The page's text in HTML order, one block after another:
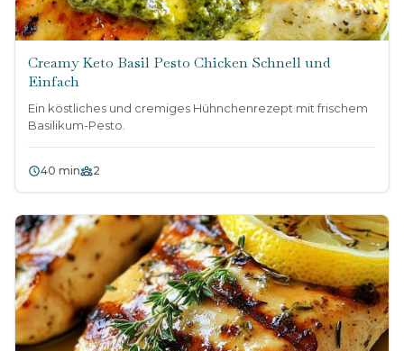
Creamy Keto Basil Pesto Chicken Schnell und
Einfach
Ein köstliches und cremiges Hühnchenrezept mit frischem
Basilikum-Pesto.
40 min 2